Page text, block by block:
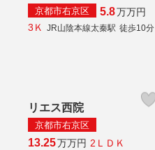
京都市右京区 5.8万万円
3Ｋ JR山陰本線太秦駅 徒歩10分
リエス西院
京都市右京区
13.25万万円 2ＬＤＫ